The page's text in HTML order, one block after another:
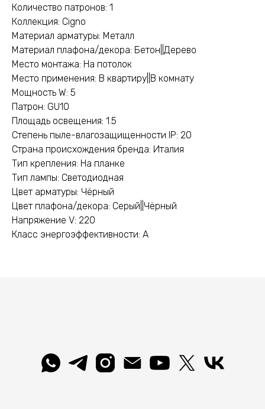
Количество патронов: 1
Коллекция: Cigno
Материал арматуры: Металл
Материал плафона/декора: Бетон||Дерево
Место монтажа: На потолок
Место применения: В квартиру||В комнату
Мощность W: 5
Патрон: GU10
Площадь освещения: 1.5
Степень пыле-влагозащищенности IP: 20
Страна происхождения бренда: Италия
Тип крепления: На планке
Тип лампы: Светодиодная
Цвет арматуры: Чёрный
Цвет плафона/декора: Серый||Чёрный
Напряжение V: 220
Класс энергоэффективности: А